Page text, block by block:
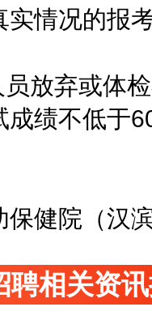
实情况的报
弃或体检
成绩不低于
健院（汉滨
聘相关资